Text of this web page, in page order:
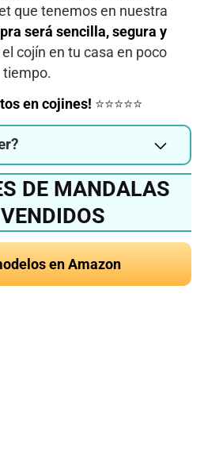
que tenemos en nuestra
será sencilla, segura y
cojín en tu casa en poco
tiempo.
en cojines! ⭐⭐⭐⭐⭐
DE MANDALAS
en Amazon